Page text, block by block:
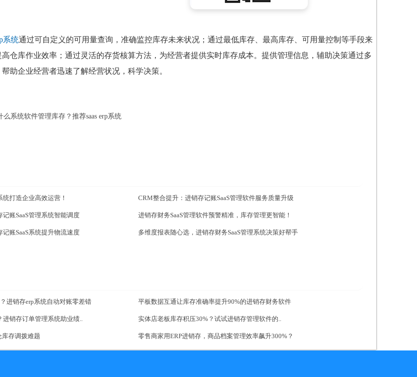
系统通过可自定义的可用量查询，准确监控库存未来状况；通过最低库存、最高库存、可用量控制等手段来
仓库作业效率；通过灵活的存货核算方法，为经营者提供实时库存成本。 提供管理信息，辅助决策通过多
助企业经营者迅速了解经营状况，科学决策。
么系统软件管理库存？推荐saas erp系统
打造企业高效运营！ CRM整合提升：进销存记账SaaS管理软件服务质量升级
账SaaS管理系统智能调度 进销存财务SaaS管理软件预警精准，库存管理更智能！
账SaaS系统提升物流速度 多维度报表随心选，进销存财务SaaS管理系统决策好帮手
进销存erp系统自动对账零差错 平板数据互通让库存准确率提升90%的进销存财务软件
进销存订单管理系统助业绩.. 实体店老板库存积压30%？试试进销存管理软件的..
库存调拨难题 零售商家用ERP进销存，商品档案管理效率飙升300%？